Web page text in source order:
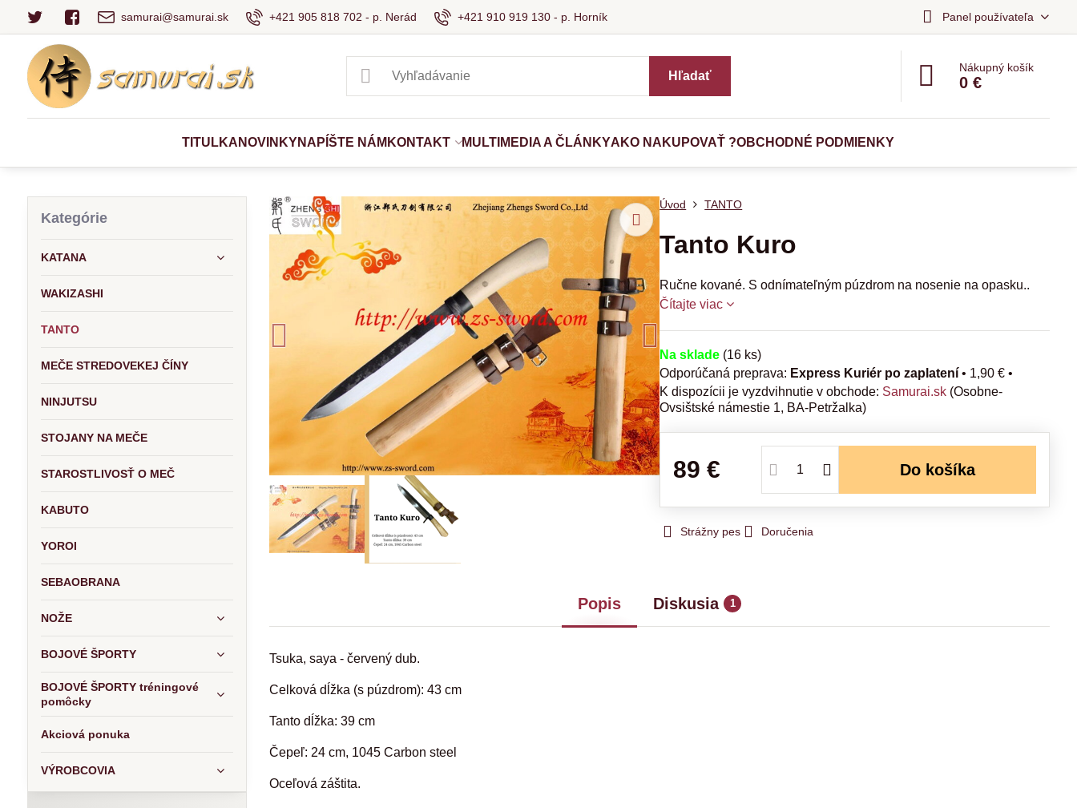
samurai@samurai.sk +421 905 818 702 - p. Nerád +421 910 919 130 - p. Horník Panel používateľa
Hľadať
Nákupný košík
0 €
TITULKA NOVINKYNAPÍŠTE NÁM KONTAKT MULTIMEDIA A ČLÁNKYAKO NAKUPOVAŤ ?OBCHODNÉ PODMIENKY
Úvod TANTO
Tanto Kuro
Ručne kované. S odnímateľným púzdrom na nosenie na opasku..
Čítajte viac
Na sklade (16 ks)
Express Kuriér po zaplatení • 1,90 € •
Samurai.sk (Osobne-
Ovsištské námestie 1, BA-Petržalka)
89 € Do košíka
Strážny pes Doručenia
Popis Diskusia 1
Tsuka, saya - červený dub.
Celková dĺžka (s púzdrom): 43 cm
Tanto dĺžka: 39 cm
Čepeľ: 24 cm, 1045 Carbon steel
Oceľová záštita.
Kategórie
KATANA
WAKIZASHI
TANTO
MEČE STREDOVEKEJ ČÍNY
NINJUTSU
STOJANY NA MEČE
STAROSTLIVOSŤ O MEČ
KABUTO
YOROI
SEBAOBRANA
NOŽE
BOJOVÉ ŠPORTY
BOJOVÉ ŠPORTY tréningové
pomôcky
Akciová ponuka
VÝROBCOVIA